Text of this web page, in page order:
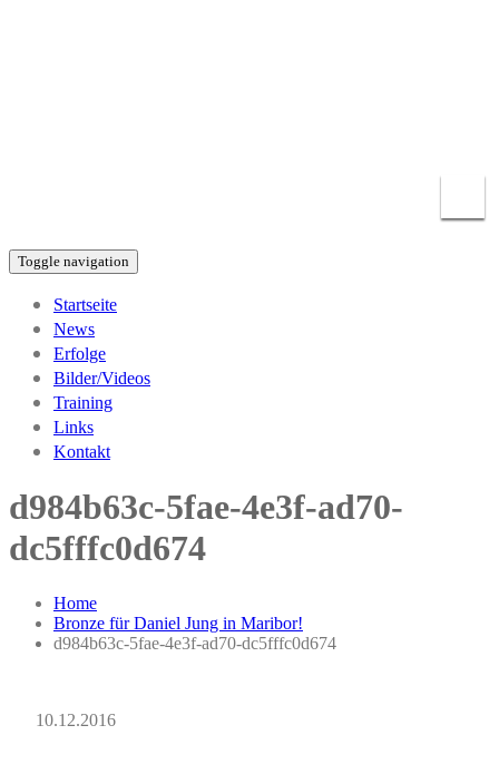
Toggle navigation
Startseite
News
Erfolge
Bilder/Videos
Training
Links
Kontakt
d984b63c-5fae-4e3f-ad70-
dc5fffc0d674
Home
Bronze für Daniel Jung in Maribor!
d984b63c-5fae-4e3f-ad70-dc5fffc0d674
10.12.2016